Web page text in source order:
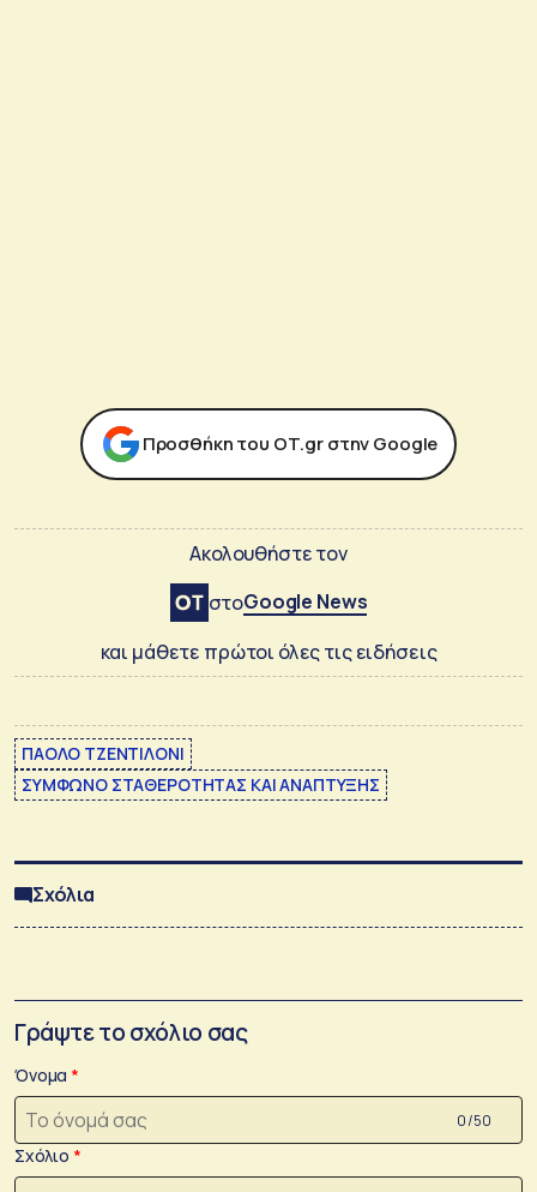
Προσθήκη του ΟΤ.gr στην Google
Ακολουθήστε τον
στοGoogle News
και μάθετε πρώτοι όλες τις ειδήσεις
ΠΑΟΛΟ ΤΖΕΝΤΙΛΟΝΙ
ΣΥΜΦΩΝΟ ΣΤΑΘΕΡΟΤΗΤΑΣ ΚΑΙ ΑΝΑΠΤΥΞΗΣ
Σχόλια
Γράψτε το σχόλιο σας
Όνομα
0 /50
Σχόλιο